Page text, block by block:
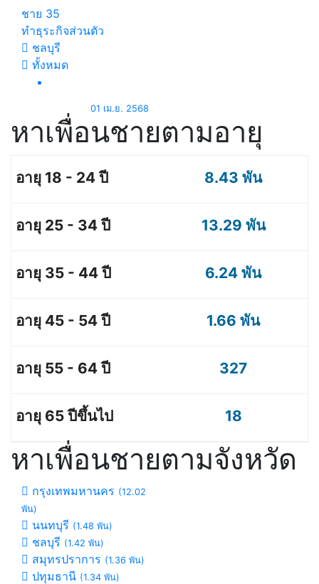
ชาย 35
ทำธุระกิจส่วนตัว
ชลบุรี
ทั้งหมด
01 เม.ย. 2568
หาเพื่อนชายตามอายุ
8.43 พัน
13.29 พัน
6.24 พัน
1.66 พัน
327
18
หาเพื่อนชายตามจังหวัด
กรุงเทพมหานคร (12.02
พัน)
นนทบุรี (1.48 พัน)
ชลบุรี (1.42 พัน)
สมุทรปราการ (1.36 พัน)
ปทุมธานี (1.34 พัน)